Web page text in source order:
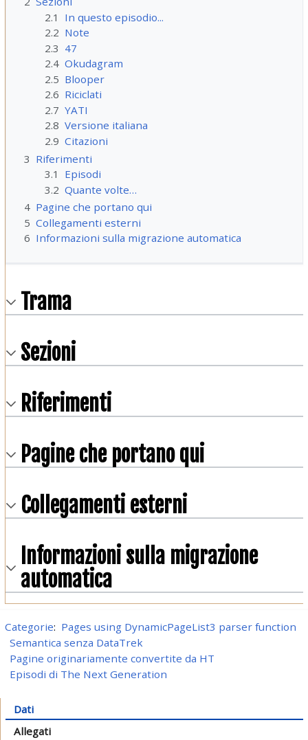
2.1
In questo episodio...
2.2 Note
2.3 47
2.4 Okudagram
2.5 Blooper
2.6 Riciclati
2.7 YATI
2.8 Versione italiana
2.9 Citazioni
3 Riferimenti
3.1
Episodi
3.2 Quante volte…
4 Pagine che portano qui
5 Collegamenti esterni
6 Informazioni sulla migrazione automatica
Trama
Sezioni
Riferimenti
Pagine che portano qui
Collegamenti esterni
Informazioni sulla migrazione
automatica
Categorie: Pages using DynamicPageList3 parser function
Semantica senza DataTrek
Pagine originariamente convertite da HT
Episodi di The Next Generation
Dati
Allegati